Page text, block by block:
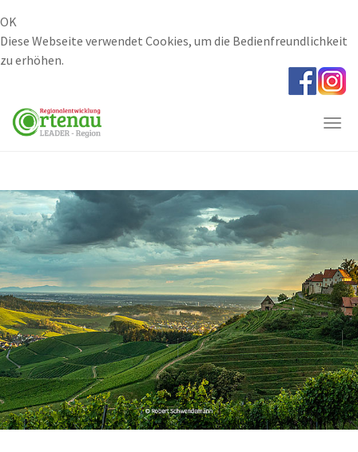
OK
Diese Webseite verwendet Cookies, um die Bedienfreundlichkeit
zu erhöhen.
main
content